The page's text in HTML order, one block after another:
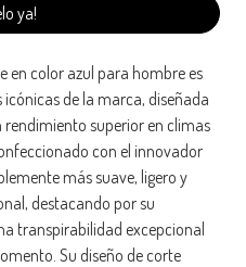
ya!
en color azul para hombre es
de la marca, diseñada
superior en climas
con el innovador
más suave, ligero y
destacando por su
transpirabilidad excepcional
Su diseño de corte